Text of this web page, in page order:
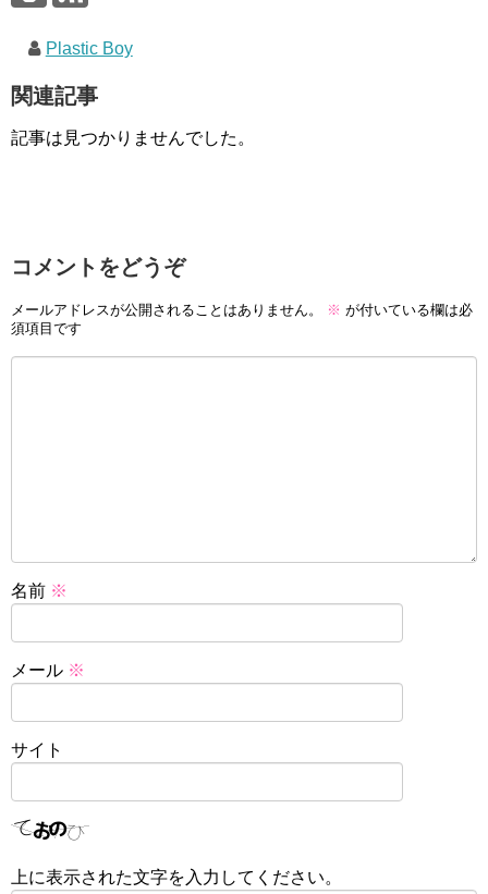
Plastic Boy
関連記事
記事は見つかりませんでした。
コメントをどうぞ
メールアドレスが公開されることはありません。 ※ が付いている欄は必
須項目です
名前 ※
メール ※
サイト
上に表示された文字を入力してください。